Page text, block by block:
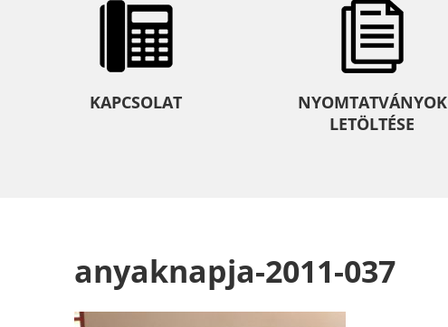
KAPCSOLAT
NYOMTATVÁNYOK
LETÖLTÉSE
anyaknapja-2011-037